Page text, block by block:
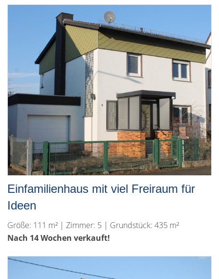
Einfamilienhaus mit viel Freiraum für
Ideen
Größe: 111 m² | Zimmer: 5 | Grundstück: 435 m²
Nach 14 Wochen verkauft!